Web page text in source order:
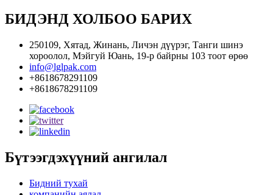
БИДЭНД ХОЛБОО БАРИХ
250109, Хятад, Жинань, Личэн дүүрэг, Танги шинэ
хороолол, Мэйгуй Юань, 19-р байрны 103 тоот өрөө
info@lglpak.com
+8618678291109
+8618678291109
Бүтээгдэхүүний ангилал
Бидний тухай